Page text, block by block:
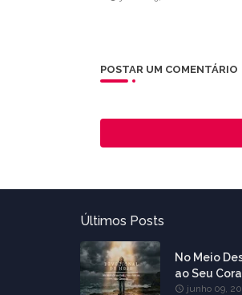
POSTAR UM COMENTÁRIO
Últimos Posts
No Meio
ao Seu
junho 09,